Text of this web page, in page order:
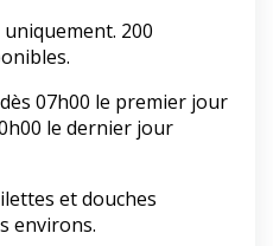
200
07h00 le premier jour
le dernier jour
et douches
environs.